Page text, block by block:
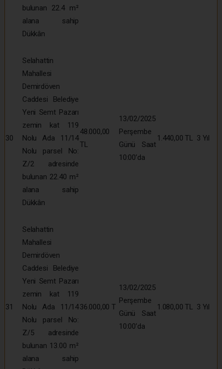
bulunan 22.4 m²
alana sahip
Dükkân
30
Selahattin
Mahallesi
Demirdöven
Caddesi Belediye
Yeni Semt Pazarı
zemin kat 119
Nolu Ada 11/14
Nolu parsel No:
Z/2 adresinde
bulunan 22.40 m²
alana sahip
Dükkân
48.000,00
TL
13/02/2025
Perşembe
Günü Saat
10:00’da
1.440,00 TL 3 Yıl
31
Selahattin
Mahallesi
Demirdöven
Caddesi Belediye
Yeni Semt Pazarı
zemin kat 119
Nolu Ada 11/14
Nolu parsel No:
Z/5 adresinde
bulunan 13.00 m²
alana sahip
36.000,00 T
13/02/2025
Perşembe
Günü Saat
10:00’da
1.080,00 TL 3 Yıl